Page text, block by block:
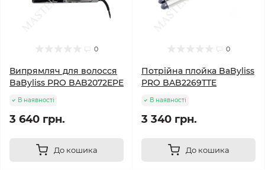
0
Випрямляч для волосся
BaByliss PRO BAB2072EPE
В наявності
3 640 грн.
До кошика
0
Потрійна плойка BaByliss
PRO BAB2269TTE
В наявності
3 340 грн.
До кошика